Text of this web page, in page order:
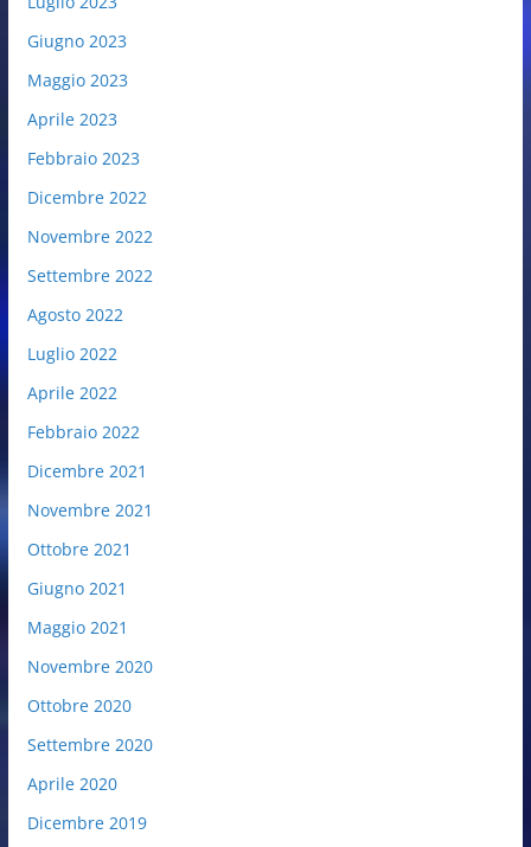
Giugno 2023
Maggio 2023
Aprile 2023
Febbraio 2023
Dicembre 2022
Novembre 2022
Settembre 2022
Agosto 2022
Luglio 2022
Aprile 2022
Febbraio 2022
Dicembre 2021
Novembre 2021
Ottobre 2021
Giugno 2021
Maggio 2021
Novembre 2020
Ottobre 2020
Settembre 2020
Aprile 2020
Dicembre 2019